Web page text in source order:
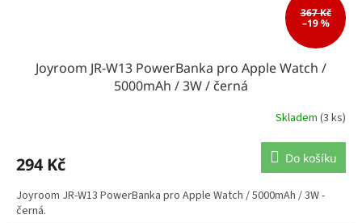
367 Kč
–19 %
Joyroom JR-W13 PowerBanka pro Apple Watch /
5000mAh / 3W / černá
Skladem (3 ks)
294 Kč Do košíku
Joyroom JR-W13 PowerBanka pro Apple Watch / 5000mAh / 3W -
černá.